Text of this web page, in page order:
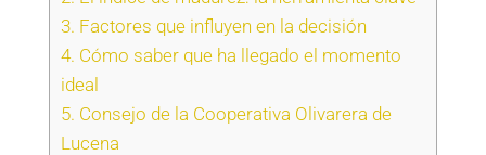
3. Factores que influyen en la decisión
4. Cómo saber que ha llegado el momento
ideal
5. Consejo de la Cooperativa Olivarera de
Lucena